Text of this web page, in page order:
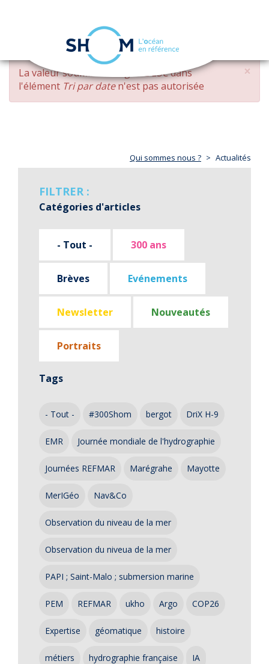
Aller
contenu
principal
navigation
×
MESSAGE
D'ERREUR
La valeur soumise changed DESCdans
l'élément Tri par daten'est pas autorisée
Qui sommes nous ? Actualités
FILTRER :
Catégories d'articles
- Tout - 300 ans
Brèves Evénements
Newsletter Nouveautés
Portraits
Tags
- Tout - #300Shom bergot DriX H-9
EMR Journée mondiale de l'hydrographie
Journées REFMAR Marégrahe Mayotte
MerIGéo Nav&Co
Observation du niveau de la mer
Observation du niveua de la mer
PAPI ; Saint-Malo ; submersion marine
PEM REFMAR ukho Argo COP26
Expertise géomatique histoire
métiers hydrographie française IA